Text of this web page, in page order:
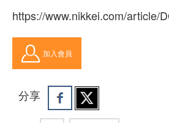
https://www.nikkei.com/article/
加入會員
分享